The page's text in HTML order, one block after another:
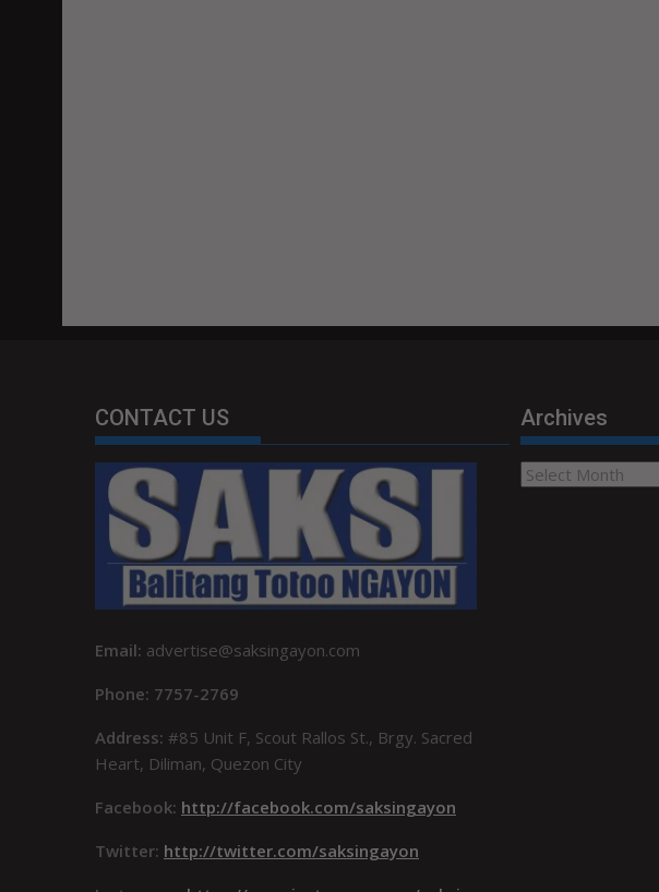
CONTACT US
Email: advertise@saksingayon.com
Phone: 7757-2769
Address: #85 Unit F, Scout Rallos St., Brgy. Sacred
Heart, Diliman, Quezon City
Facebook: http://facebook.com/saksingayon
Twitter: http://twitter.com/saksingayon
Archives
Archives